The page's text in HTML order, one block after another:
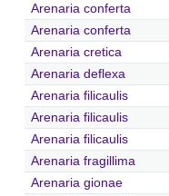
Arenaria conferta
Arenaria conferta
Arenaria cretica
Arenaria deflexa
Arenaria filicaulis
Arenaria filicaulis
Arenaria filicaulis
Arenaria fragillima
Arenaria gionae